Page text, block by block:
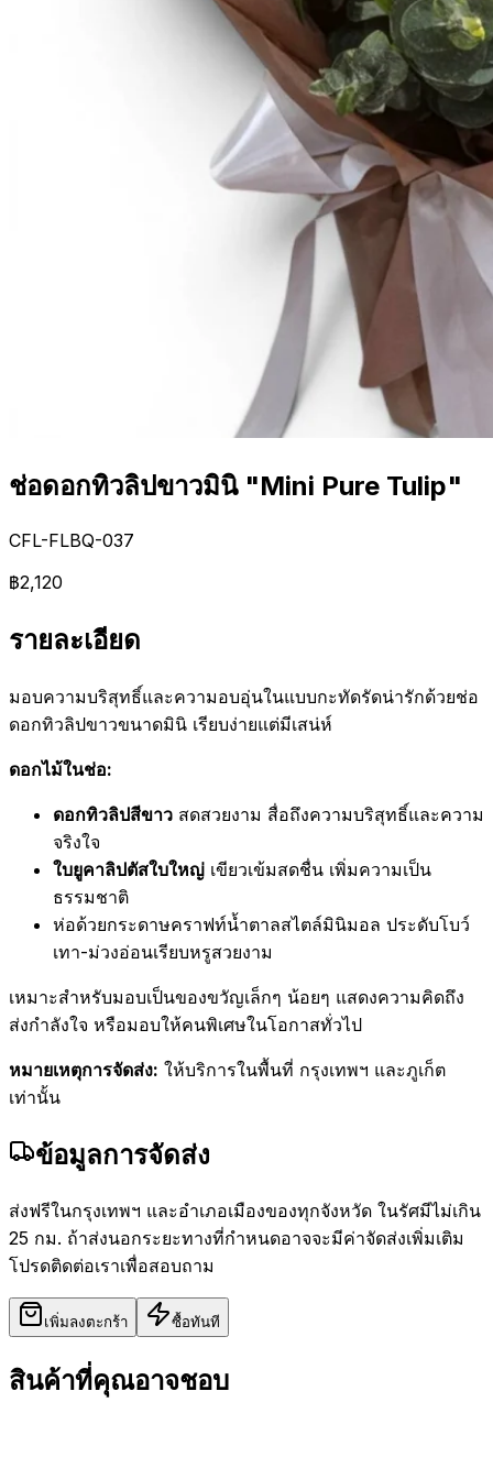
ช่อดอกทิวลิปขาวมินิ "Mini Pure Tulip"
CFL-FLBQ-037
฿2,120
รายละเอียด
มอบความบริสุทธิ์และความอบอุ่นในแบบกะทัดรัดน่ารักด้วยช่อ
ดอกทิวลิปขาวขนาดมินิ เรียบง่ายแต่มีเสน่ห์
ดอกไม้ในช่อ:
ดอกทิวลิปสีขาว สดสวยงาม สื่อถึงความบริสุทธิ์และความ
จริงใจ
ใบยูคาลิปตัสใบใหญ่ เขียวเข้มสดชื่น เพิ่มความเป็น
ธรรมชาติ
ห่อด้วยกระดาษคราฟท์น้ำตาลสไตล์มินิมอล ประดับโบว์
เทา-ม่วงอ่อนเรียบหรูสวยงาม
เหมาะสำหรับมอบเป็นของขวัญเล็กๆ น้อยๆ แสดงความคิดถึง
ส่งกำลังใจ หรือมอบให้คนพิเศษในโอกาสทั่วไป
หมายเหตุการจัดส่ง: ให้บริการในพื้นที่ กรุงเทพฯ และภูเก็ต
เท่านั้น
ข้อมูลการจัดส่ง
ส่งฟรีในกรุงเทพฯ และอำเภอเมืองของทุกจังหวัด ในรัศมีไม่เกิน
25 กม. ถ้าส่งนอกระยะทางที่กำหนดอาจจะมีค่าจัดส่งเพิ่มเติม
โปรดติดต่อเราเพื่อสอบถาม
เพิ่มลงตะกร้า ซื้อทันที
สินค้าที่คุณอาจชอบ